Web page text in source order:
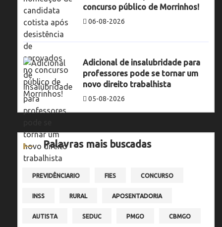
concurso público de Morrinhos!
06-08-2026
Adicional de insalubridade para
professores pode se tornar um
novo direito trabalhista
05-08-2026
Palavras mais buscadas
PREVIDÊNCIARIO FIES CONCURSO
INSS RURAL APOSENTADORIA
AUTISTA SEDUC PMGO CBMGO